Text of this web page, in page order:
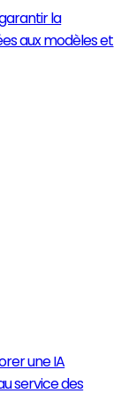
la
aux modèles et
une IA
service des